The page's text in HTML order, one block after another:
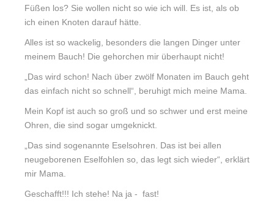
Füßen los? Sie wollen nicht so wie ich will. Es ist, als ob
ich einen Knoten darauf hätte.
Alles ist so wackelig, besonders die langen Dinger unter
meinem Bauch! Die gehorchen mir überhaupt nicht!
„Das wird schon! Nach über zwölf Monaten im Bauch geht
das einfach nicht so schnell“, beruhigt mich meine Mama.
Mein Kopf ist auch so groß und so schwer und erst meine
Ohren, die sind sogar umgeknickt.
„Das sind sogenannte Eselsohren. Das ist bei allen
neugeborenen Eselfohlen so, das legt sich wieder“, erklärt
mir Mama.
Geschafft!!! Ich stehe! Na ja - fast!